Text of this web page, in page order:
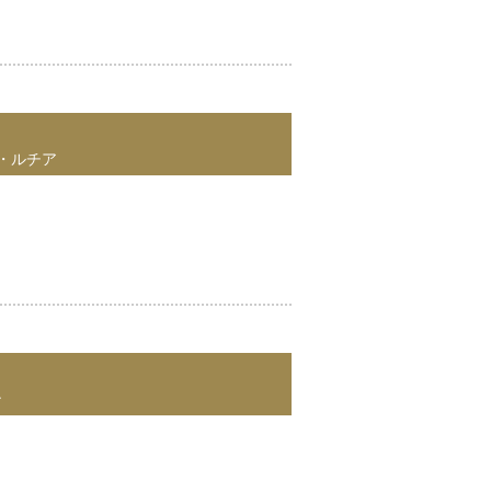
ルチア